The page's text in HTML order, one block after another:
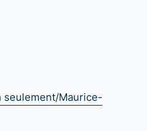
seulement/Maurice-